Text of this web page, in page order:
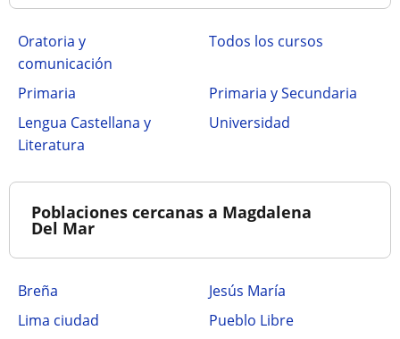
Oratoria y
comunicación
Todos los cursos
Primaria
Primaria y Secundaria
Lengua Castellana y
Literatura
Universidad
Poblaciones cercanas a Magdalena
Del Mar
Breña
Jesús María
Lima ciudad
Pueblo Libre